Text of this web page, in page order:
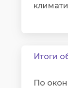
Итоги
По